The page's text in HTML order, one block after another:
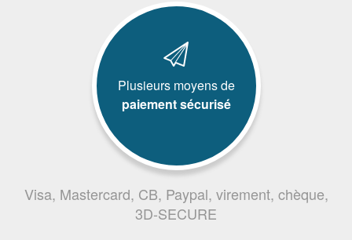
Plusieurs moyens de
paiement sécurisé
Visa, Mastercard, CB, Paypal, virement, chèque,
3D-SECURE